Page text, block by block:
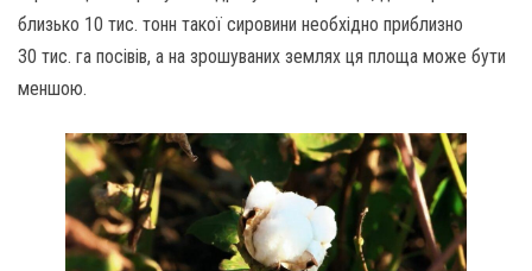
близько 10 тис. тонн такої сировини необхідно приблизно
30 тис. га посівів, а на зрошуваних землях ця площа може бути
меншою.